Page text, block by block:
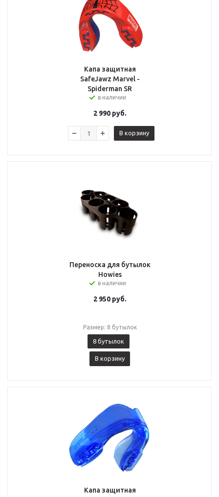
Капа защитная
SafeJawz Marvel -
Spiderman SR
в наличии
2 990руб.
В корзину
Переноска для бутылок
Howies
в наличии
2 950руб.
Размер: 8 бутылок
8 бутылок
В корзину
Капа защитная